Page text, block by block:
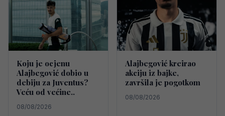
Koju je ocjenu
Alajbegović dobio u
debiju za Juventus?
Veću od većine..
08/08/2026
Alajbegović kreirao
akciju iz bajke,
završila je pogotkom
08/08/2026